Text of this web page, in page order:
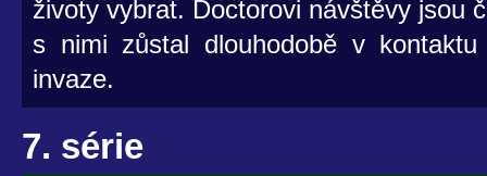
životy vybrat. Doctorovi návštěvy jsou
s nimi zůstal dlouhodobě v
invaze.
7. série